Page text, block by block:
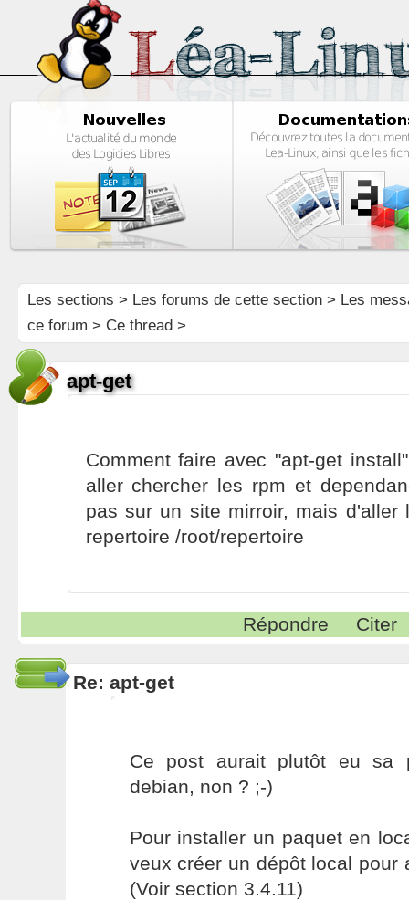
Les sections > Les forums de cette section> Les
ce forum > Ce thread >
apt-get
Comment faire avec "apt-get
aller chercher les rpm et
pas sur un site mirroir, mais d'aller
repertoire /root/repertoire
Répondre Citer
Re: apt-get
Ce post aurait plutôt eu sa
debian, non ? ;-)
Pour installer un paquet en
veux créer un dépôt local pour
(Voir section 3.4.11)